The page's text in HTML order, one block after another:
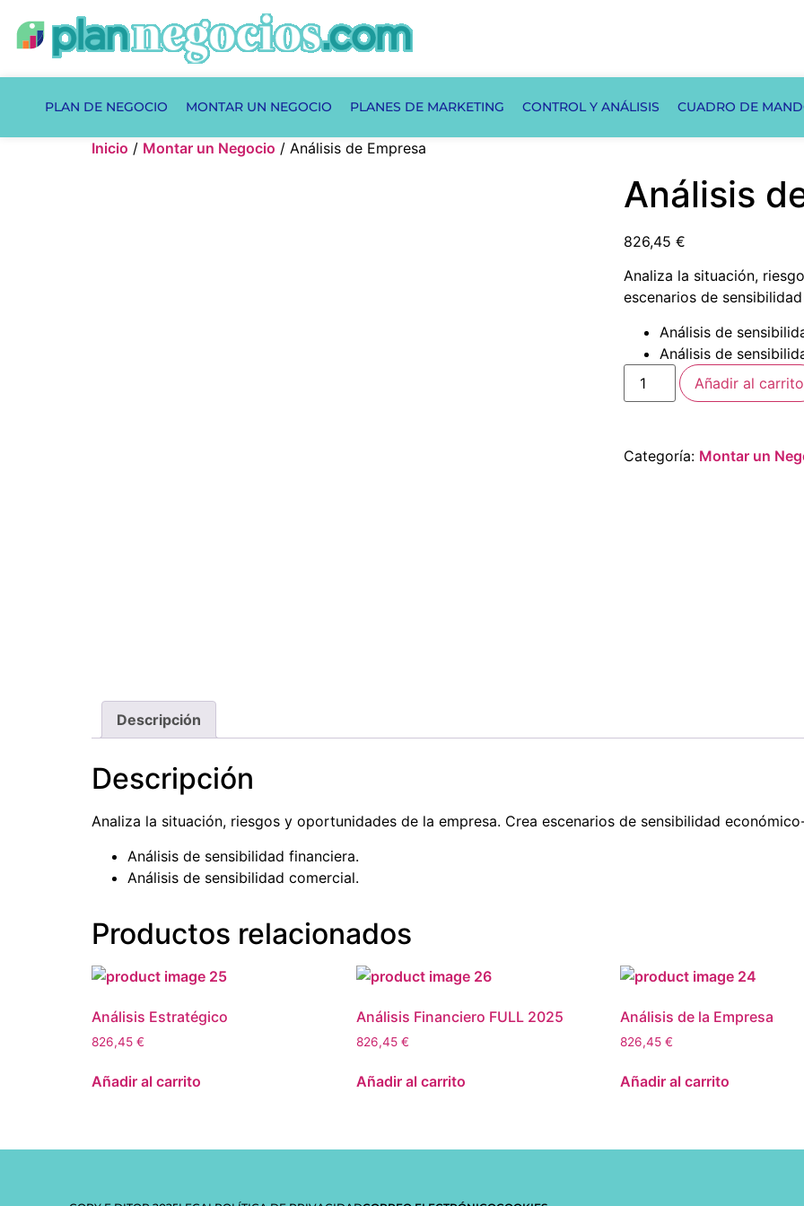
PLAN DE NEGOCIO MONTAR UN NEGOCIO PLANES DE MARKETING CONTROL Y ANÁLISIS CUADRO DE
Inicio / Montar un Negocio / Análisis de Empresa
Análisis
826,45 €
Analiza la situación,
escenarios de
Análisis de
Análisis de
Añadir al carrito
Categoría: Montar un
Descripción
Descripción
Analiza la situación, riesgos y oportunidades de la empresa. Crea escenarios de sensibilidad
Análisis de sensibilidad financiera.
Análisis de sensibilidad comercial.
Productos relacionados
Análisis Estratégico
826,45 €
Añadir al carrito
Análisis Financiero FULL 2025
826,45 €
Añadir al carrito
Análisis de la Empresa
826,45€
Añadir al carrito